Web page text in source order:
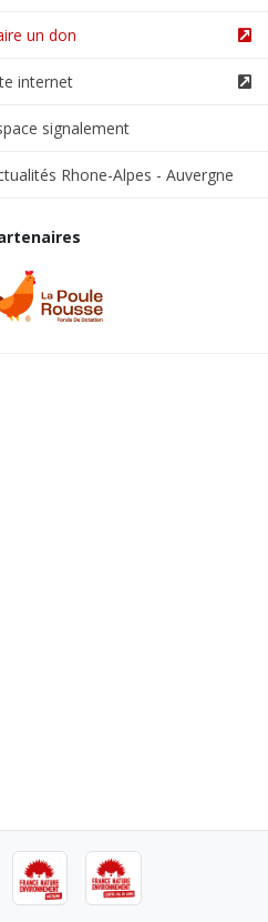
un don
internet
signalement
Rhone-Alpes - Auvergne